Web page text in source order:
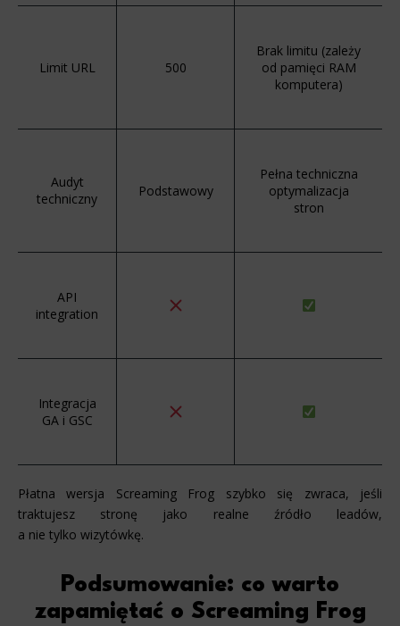
Limit URL 500
Brak limitu (zależy
od pamięci RAM
komputera)
Audyt
techniczny
Podstawowy
Pełna techniczna
optymalizacja
stron
API
integration
Integracja
GA i GSC
Płatna wersja Screaming Frog szybko się zwraca, jeśli
traktujesz stronę jako realne źródło leadów,
a nie tylko wizytówkę.
Podsumowanie: co warto
zapamiętać o Screaming Frog